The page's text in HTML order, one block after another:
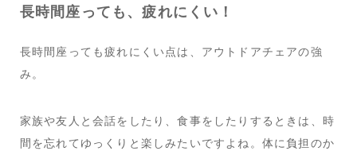
長時間座っても、疲れにくい！
長時間座っても疲れにくい点は、アウトドアチェアの強
み。
家族や友人と会話をしたり、食事をしたりするときは、時
間を忘れてゆっくりと楽しみたいですよね。体に負担のか